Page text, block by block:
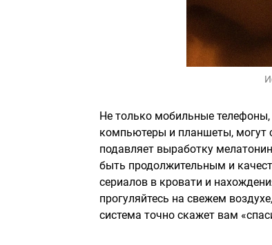
Не только мобильные телефоны,
компьютеры и планшеты, могут
подавляет выработку
быть продолжительным и
сериалов в кровати и
прогуляйтесь на свежем
система точно скажет вам